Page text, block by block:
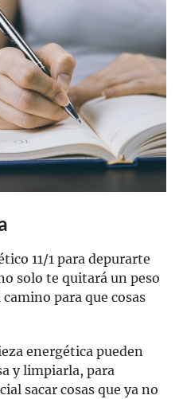
11/1 para depurarte
solo te quitará un peso
para que cosas
energética pueden
y limpiarla, para
sacar cosas que ya no